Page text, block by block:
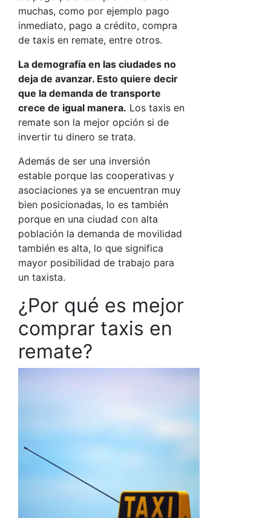
muchas, como por ejemplo pago
inmediato, pago a crédito, compra
de taxis en remate, entre otros.
La demografía en las ciudades no
deja de avanzar. Esto quiere decir
que la demanda de transporte
crece de igual manera. Los taxis en
remate son la mejor opción si de
invertir tu dinero se trata.
Además de ser una inversión
estable porque las cooperativas y
asociaciones ya se encuentran muy
bien posicionadas, lo es también
porque en una ciudad con alta
población la demanda de movilidad
también es alta, lo que significa
mayor posibilidad de trabajo para
un taxista.
¿Por qué es mejor
comprar taxis en
remate?